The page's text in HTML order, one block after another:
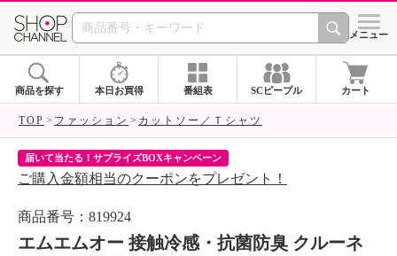
SHOP CHANNEL シメニュー
商品を探す 本日お買得 番組表 SCピープル カート
TOP ファッション カットソー／Ｔシャツ
届いて当たる！サプライズBOXキャンペーン
ご購入金額相当のクーポンをプレゼント！
商品番号：819924
エムエムオー 接触冷感・抗菌防臭 クルーネ